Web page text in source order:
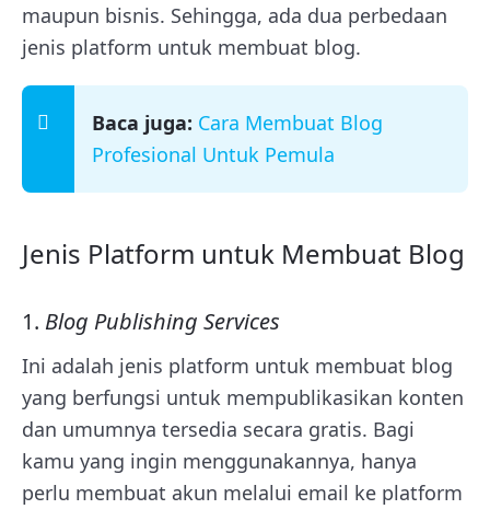
maupun bisnis. Sehingga, ada dua perbedaan
jenis platform untuk membuat blog.
Baca juga: Cara Membuat Blog
Profesional Untuk Pemula
Jenis Platform untuk Membuat Blog
1. Blog Publishing Services
Ini adalah jenis platform untuk membuat blog
yang berfungsi untuk mempublikasikan konten
dan umumnya tersedia secara gratis. Bagi
kamu yang ingin menggunakannya, hanya
perlu membuat akun melalui email ke platform